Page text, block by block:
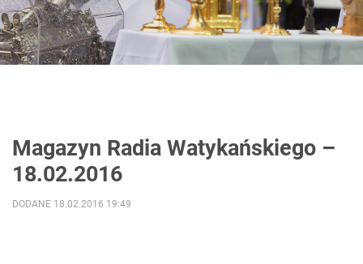
Magazyn Radia Watykańskiego –
18.02.2016
DODANE 18.02.2016 19:49